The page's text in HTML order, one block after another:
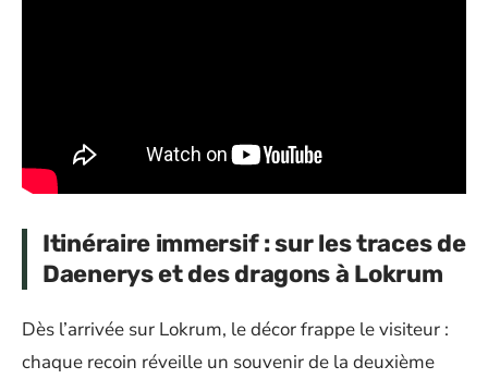
Itinéraire immersif : sur les traces de
Daenerys et des dragons à Lokrum
Dès l’arrivée sur Lokrum, le décor frappe le visiteur :
chaque recoin réveille un souvenir de la deuxième